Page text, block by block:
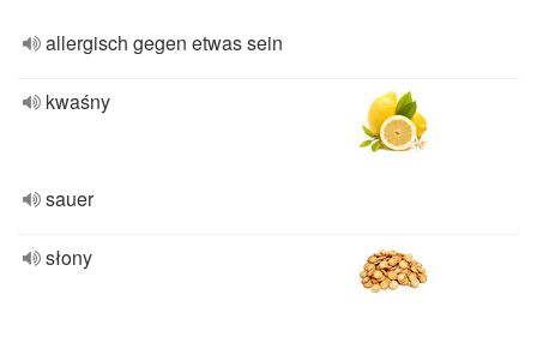
allergisch gegen etwas sein
kwaśny
sauer
słony